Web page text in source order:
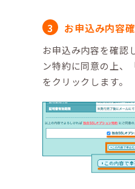
お申込み内容
お申込み内容を確認
ン特約に同意の上、
をクリックします。